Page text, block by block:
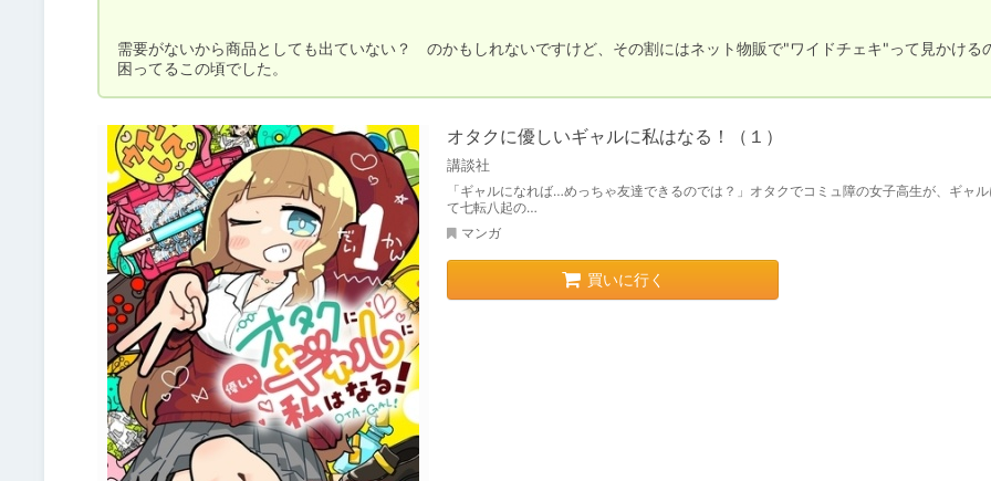
需要がないから商品としても出ていない？　のかもしれないですけど、その割にはネット物販で"ワイドチェキ"って見かける
困ってるこの頃でした。
オタクに優しいギャルに私はなる！（１）
講談社
「ギャルになれば…めっちゃ友達できるのでは？」オタクでコミュ障の女子高生が、ギャ
て七転八起の…
マンガ
買いに行く